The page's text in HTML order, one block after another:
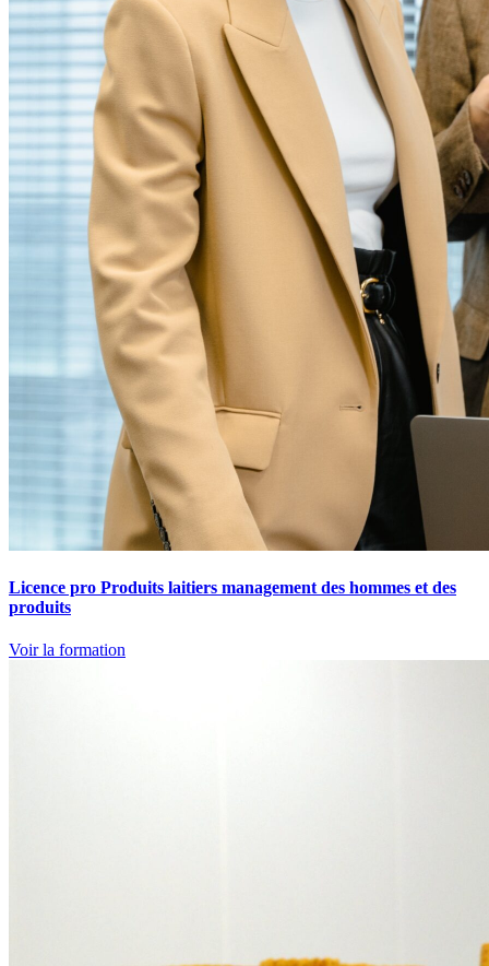
Licence pro Produits laitiers management des hommes et des
produits
Voir la formation